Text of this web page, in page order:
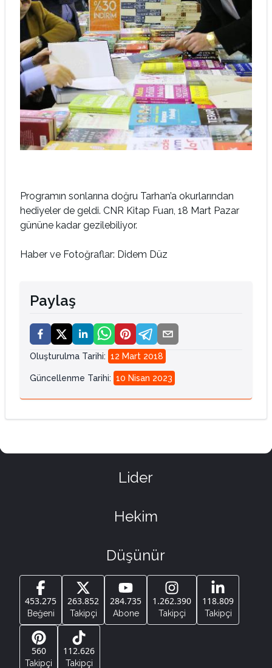
Programın sonlarına doğru Tarhan’a okurlarından
hediyeler de geldi. CNR Kitap Fuarı, 18 Mart Pazar
gününe kadar gezilebiliyor.
Haber ve Fotoğraflar: Didem Düz
Paylaş
Oluşturulma Tarihi: 12 Mart 2018
Güncellenme Tarihi: 10 Nisan 2023
Lider
Hekim
Düşünür
453.275
Beğeni
263.852
Takipçi
284.735
Abone
1.262.390
Takipçi
118.809
Takipçi
560
Takipçi
112.626
Takipçi